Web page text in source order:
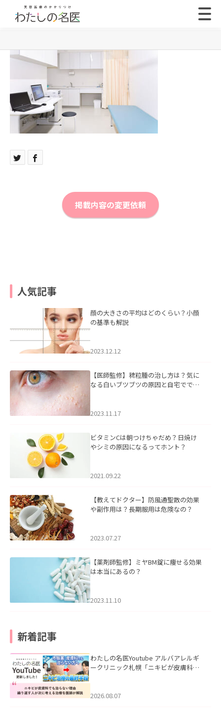
掲載内容の変更依頼
人気記事
顔の大きさの平均はどのくらい？小顔
の基準も解説
2023.12.12
【医師監修】稗粒腫の治し方は？気に
なる白いブツブツの原因と自宅ででき
2023.11.17
ビタミンCは朝つけちゃだめ？日焼け
やシミの原因になるってホント？
2021.09.22
【教えてドクター】防風通聖散の効果
や副作用は？長期服用は危険なの？
2023.07.27
【薬剤師監修】ミヤBM錠に痩せる効果
は本当にあるの？
2023.11.10
新着記事
わたしの名医Youtube アルバアレルギ
ークリニック札幌「ニキビが皮膚科で
ました。
2026.08.07